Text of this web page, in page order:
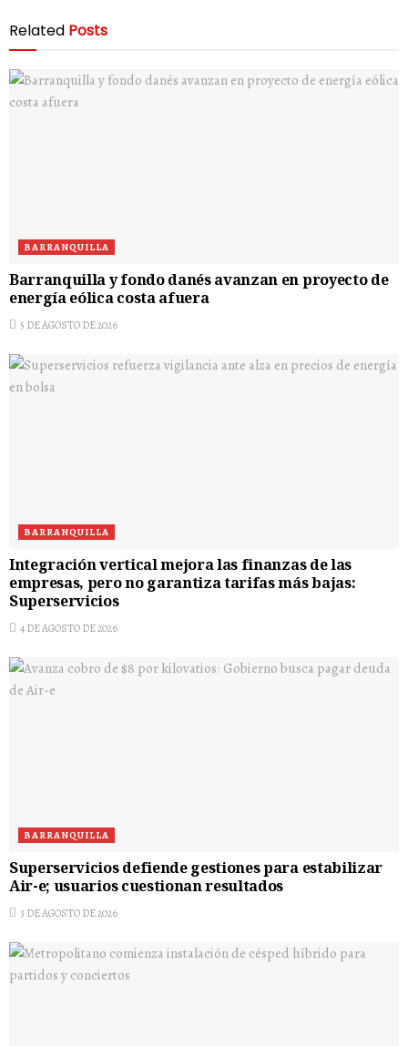
Related Posts
BARRANQUILLA
Barranquilla y fondo danés avanzan en proyecto de
energía eólica costa afuera
5 DE AGOSTO DE 2026
BARRANQUILLA
Integración vertical mejora las finanzas de las
empresas, pero no garantiza tarifas más bajas:
Superservicios
4 DE AGOSTO DE 2026
BARRANQUILLA
Superservicios defiende gestiones para estabilizar
Air-e; usuarios cuestionan resultados
3 DE AGOSTO DE 2026